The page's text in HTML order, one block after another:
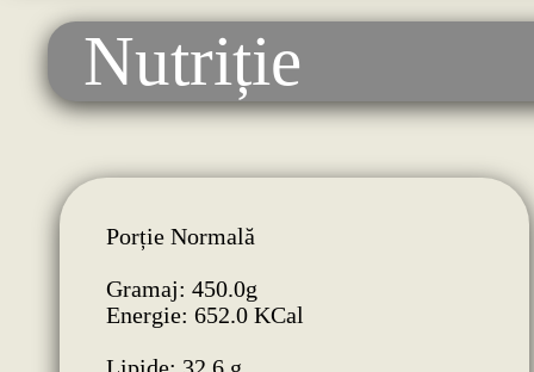
Nutriție
Porție Normală
Gramaj: 450.0g
Energie: 652.0 KCal